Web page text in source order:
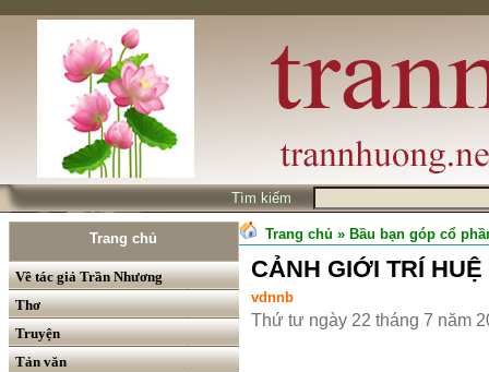
Tìm kiếm
Trang chủ
Về tác giả Trần Nhương
Thơ
Truyện
Tản văn
Trang chủ » Bầu bạn góp cổ
CẢNH GIỚI TRÍ HUỆ
vdnnb
Thứ tư ngày 22 tháng 7 năm